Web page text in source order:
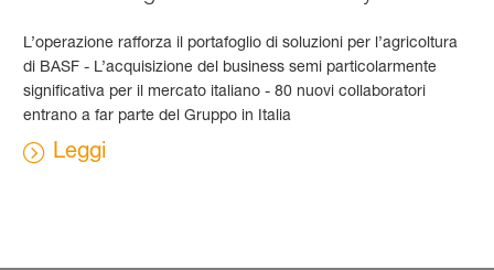
L’operazione rafforza il portafoglio di soluzioni per l’agricoltura
di BASF - L’acquisizione del business semi particolarmente
significativa per il mercato italiano - 80 nuovi collaboratori
entrano a far parte del Gruppo in Italia
Leggi